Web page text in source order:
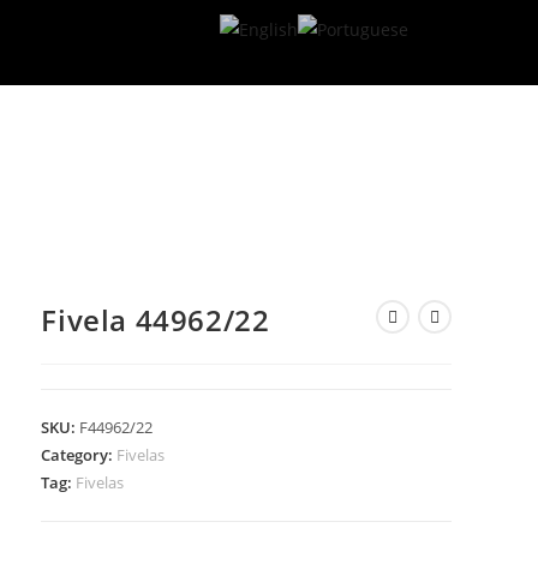
Fivela 44962/22
SKU: F44962/22
Category: Fivelas
Tag: Fivelas